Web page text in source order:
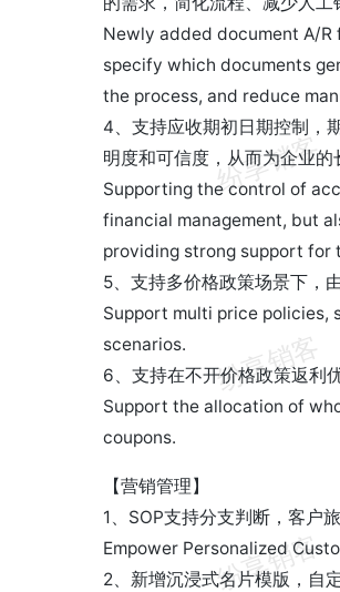
Newly added document A/
specify which documents
the process, and reduce
4、支持应收期初日期控制，
明度和可信度，从而为企业的
Supporting the control of
financial management, but
providing strong support for
5、支持多价格政策场景下，
Support multi price policies,
scenarios.
6、支持在不开价格政策返利
Support the allocation of
coupons.
【营销管理】
1、SOP支持分支判断，客户
Empower Personalized
2、新增沉浸式名片模版，自